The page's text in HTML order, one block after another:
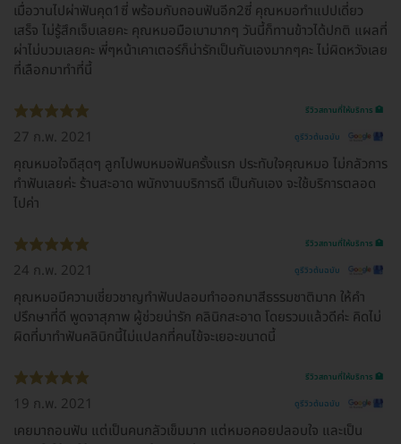
เมื่อวานไปผ่าฟันคุด1ซี่ พร้อมกับถอนฟันอีก2ซี่ คุณหมอทำแปปเดี่ยว
เสร็จ ไม่รู้สึกเจ็บเลยคะ คุณหมอมือเบามากๆ วันนี้ก็ทานข้าวได้ปกติ แผลที่
ผ่าไม่บวมเลยคะ พี่ๆหน้าเคาเตอร์ก็น่ารักเป็นกันเองมากๆคะ ไม่ผิดหวังเลย
ที่เลือกมาทำที่นี้
รีวิวสถานที่ให้บริการ 🏥
27 ก.พ. 2021 ดูรีวิวต้นฉบับ
คุณหมอใจดีสุดๆ ลูกไปพบหมอฟันครั้งแรก ประทับใจคุณหมอ ไม่กลัวการ
ทำฟันเลยค่ะ ร้านสะอาด พนักงานบริการดี เป็นกันเอง จะใช้บริการตลอด
ไปค่า
รีวิวสถานที่ให้บริการ 🏥
24 ก.พ. 2021 ดูรีวิวต้นฉบับ
คุณหมอมีความเชี่ยวชาญทำฟันปลอมทำออกมาสีธรรมชาติมาก ให้คำ
ปรึกษาที่ดี พูดจาสุภาพ ผู้ช่วยน่ารัก คลินิกสะอาด โดยรวมแล้วดีค่ะ คิดไม่
ผิดที่มาทำฟันคลินิกนี้ไม่แปลกที่คนไข้จะเยอะขนาดนี้
รีวิวสถานที่ให้บริการ 🏥
19 ก.พ. 2021 ดูรีวิวต้นฉบับ
เคยมาถอนฟัน แต่เป็นคนกลัวเข็มมาก แต่หมอคอยปลอบใจ และเป็น